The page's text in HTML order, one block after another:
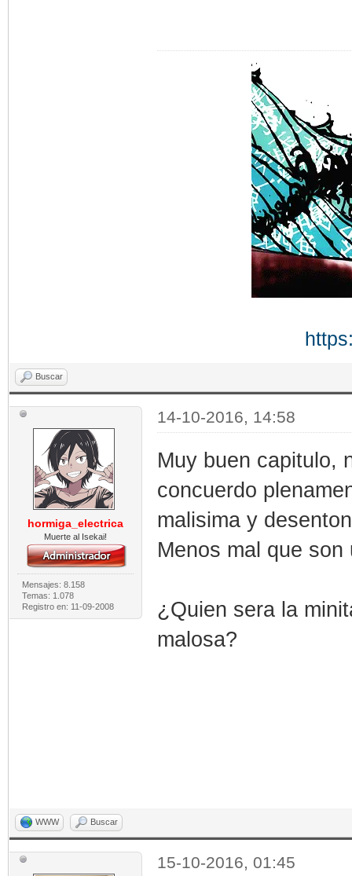
Buscar
hormiga_electrica
Muerte al Isekai!
Mensajes: 8.158
Temas: 1.078
Registro en: 11-09-2008
14-10-2016, 14:58
Muy buen capitulo,
concuerdo
malisima y
Menos mal que
¿Quien sera la
malosa?
WWW Buscar
15-10-2016, 01:45